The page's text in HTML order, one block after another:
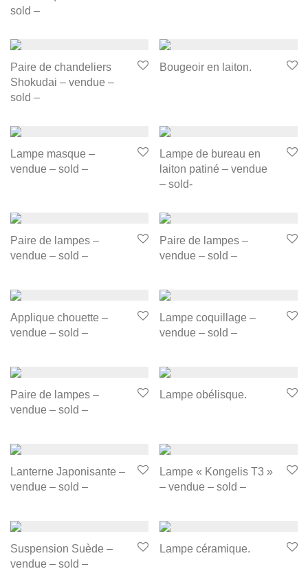
sold –
Paire de chandeliers
Shokudai – vendue –
sold –
Bougeoir en laiton.
Lampe masque –
vendue – sold –
Lampe de bureau en
laiton patiné – vendue
– sold-
Paire de lampes –
vendue – sold –
Paire de lampes –
vendue – sold –
Applique chouette –
vendue – sold –
Lampe coquillage –
vendue – sold –
Paire de lampes –
vendue – sold –
Lampe obélisque.
Lanterne Japonisante –
vendue – sold –
Lampe « Kongelis T3 »
– vendue – sold –
Suspension Suède –
vendue – sold –
Lampe céramique.